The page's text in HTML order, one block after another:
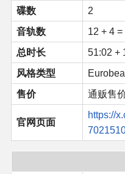
碟数
2
音轨数
12 + 4 =
总时长
51:02 +
风格类型
售价
通贩售
官网页面
https://
展会作品列表
商业二次创作
同人二次创作
同人社团列表